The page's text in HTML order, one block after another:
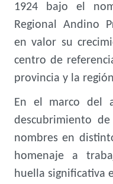
1924 bajo el
Regional Andino
en valor su
centro de
provincia y la
En el marco del
descubrimiento
nombres en
homenaje a
huella significativa